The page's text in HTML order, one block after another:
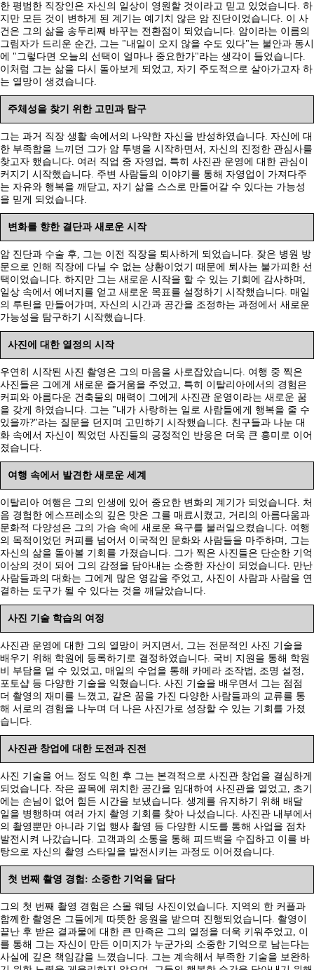
한 평범한 직장인은 자신의 일상이 영원할 것이라고 믿고 있었습니다. 하
지만 모든 것이 변하게 된 계기는 예기치 않은 암 진단이었습니다. 이 사
건은 그의 삶을 송두리째 바꾸는 전환점이 되었습니다. 암이라는 이름의
그림자가 드리운 순간, 그는 "내일이 오지 않을 수도 있다"는 불안과 동시
에 "그렇다면 오늘의 선택이 얼마나 중요한가"라는 생각이 들었습니다.
이처럼 그는 삶을 다시 돌아보게 되었고, 자기 주도적으로 살아가고자 하
는 열망이 생겼습니다.
주체성을 찾기 위한 고민과 탐구
그는 과거 직장 생활 속에서의 나약한 자신을 반성하였습니다. 자신에 대
한 부족함을 느끼던 그가 암 투병을 시작하면서, 자신의 진정한 관심사를
찾고자 했습니다. 여러 직업 중 자영업, 특히 사진관 운영에 대한 관심이
커지기 시작했습니다. 주변 사람들의 이야기를 통해 자영업이 가져다주
는 자유와 행복을 깨닫고, 자기 삶을 스스로 만들어갈 수 있다는 가능성
을 믿게 되었습니다.
변화를 향한 결단과 새로운 시작
암 진단과 수술 후, 그는 이전 직장을 퇴사하게 되었습니다. 잦은 병원 방
문으로 인해 직장에 다닐 수 없는 상황이었기 때문에 퇴사는 불가피한 선
택이었습니다. 하지만 그는 새로운 시작을 할 수 있는 기회에 감사하며,
일상 속에서 에너지를 얻고 새로운 목표를 설정하기 시작했습니다. 매일
의 루틴을 만들어가며, 자신의 시간과 공간을 조정하는 과정에서 새로운
가능성을 탐구하기 시작했습니다.
사진에 대한 열정의 시작
우연히 시작된 사진 촬영은 그의 마음을 사로잡았습니다. 여행 중 찍은
사진들은 그에게 새로운 즐거움을 주었고, 특히 이탈리아에서의 경험은
커피와 아름다운 건축물의 매력이 그에게 사진관 운영이라는 새로운 꿈
을 갖게 하였습니다. 그는 "내가 사랑하는 일로 사람들에게 행복을 줄 수
있을까?"라는 질문을 던지며 고민하기 시작했습니다. 친구들과 나눈 대
화 속에서 자신이 찍었던 사진들의 긍정적인 반응은 더욱 큰 흥미로 이어
졌습니다.
여행 속에서 발견한 새로운 세계
이탈리아 여행은 그의 인생에 있어 중요한 변화의 계기가 되었습니다. 처
음 경험한 에스프레소의 깊은 맛은 그를 매료시켰고, 거리의 아름다움과
문화적 다양성은 그의 가슴 속에 새로운 욕구를 불러일으켰습니다. 여행
의 목적이었던 커피를 넘어서 이국적인 문화와 사람들을 마주하며, 그는
자신의 삶을 돌아볼 기회를 가졌습니다. 그가 찍은 사진들은 단순한 기억
이상의 것이 되어 그의 감정을 담아내는 소중한 자산이 되었습니다. 만난
사람들과의 대화는 그에게 많은 영감을 주었고, 사진이 사람과 사람을 연
결하는 도구가 될 수 있다는 것을 깨달았습니다.
사진 기술 학습의 여정
사진관 운영에 대한 그의 열망이 커지면서, 그는 전문적인 사진 기술을
배우기 위해 학원에 등록하기로 결정하였습니다. 국비 지원을 통해 학원
비 부담을 덜 수 있었고, 매일의 수업을 통해 카메라 조작법, 조명 설정,
포토샵 등 다양한 기술을 익혔습니다. 사진 기술을 배우면서 그는 점점
더 촬영의 재미를 느꼈고, 같은 꿈을 가진 다양한 사람들과의 교류를 통
해 서로의 경험을 나누며 더 나은 사진가로 성장할 수 있는 기회를 가졌
습니다.
사진관 창업에 대한 도전과 진전
사진 기술을 어느 정도 익힌 후 그는 본격적으로 사진관 창업을 결심하게
되었습니다. 작은 골목에 위치한 공간을 임대하여 사진관을 열었고, 초기
에는 손님이 없어 힘든 시간을 보냈습니다. 생계를 유지하기 위해 배달
일을 병행하며 여러 가지 촬영 기회를 찾아 나섰습니다. 사진관 내부에서
의 촬영뿐만 아니라 기업 행사 촬영 등 다양한 시도를 통해 사업을 점차
발전시켜 나갔습니다. 고객과의 소통을 통해 피드백을 수집하고 이를 바
탕으로 자신의 촬영 스타일을 발전시키는 과정도 이어졌습니다.
첫 번째 촬영 경험: 소중한 기억을 담다
그의 첫 번째 촬영 경험은 스몰 웨딩 사진이었습니다. 지역의 한 커플과
함께한 촬영은 그들에게 따뜻한 응원을 받으며 진행되었습니다. 촬영이
끝난 후 받은 결과물에 대한 큰 만족은 그의 열정을 더욱 키워주었고, 이
를 통해 그는 자신이 만든 이미지가 누군가의 소중한 기억으로 남는다는
사실에 깊은 책임감을 느꼈습니다. 그는 계속해서 부족한 기술을 보완하